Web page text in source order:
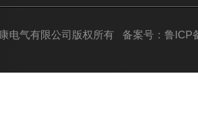
电气有限公司版权所有 备案号：鲁ICP